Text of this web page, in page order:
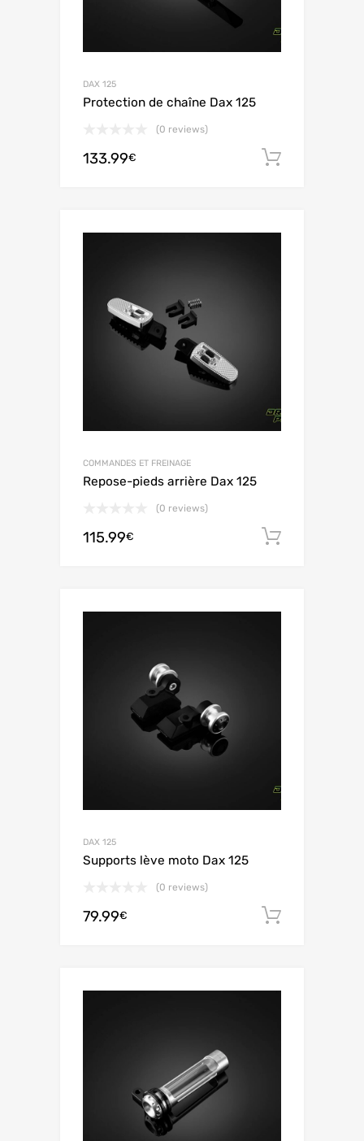
DAX 125
Protection de chaîne Dax 125
(0 reviews)
133.99€
COMMANDES ET FREINAGE
Repose-pieds arrière Dax 125
(0 reviews)
115.99€
DAX 125
Supports lève moto Dax 125
(0 reviews)
79.99€